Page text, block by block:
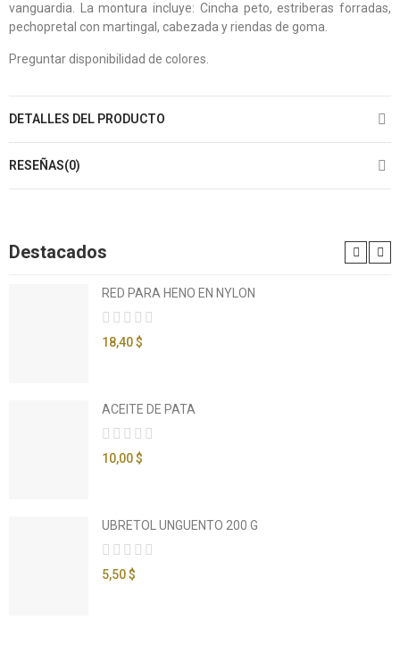
vanguardia. La montura incluye: Cincha peto, estriberas forradas,
pechopretal con martingal, cabezada y riendas de goma.
Preguntar disponibilidad de colores.
DETALLES DEL PRODUCTO
RESEÑAS(0)
Destacados
RED PARA HENO EN NYLON
18,40 $
ACEITE DE PATA
10,00 $
UBRETOL UNGUENTO 200 G
5,50 $